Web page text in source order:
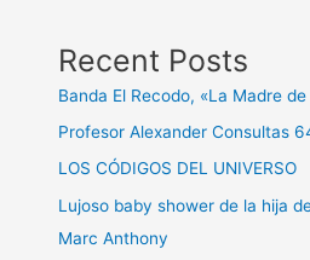
Recent Posts
Banda El Recodo, «La Madre
Profesor Alexander Consultas
LOS CÓDIGOS DEL UNIVERSO
Lujoso baby shower de la hija
Marc Anthony